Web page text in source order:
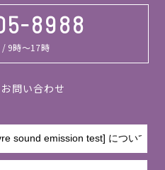
8988
/ 9時～17時
問い合わせ